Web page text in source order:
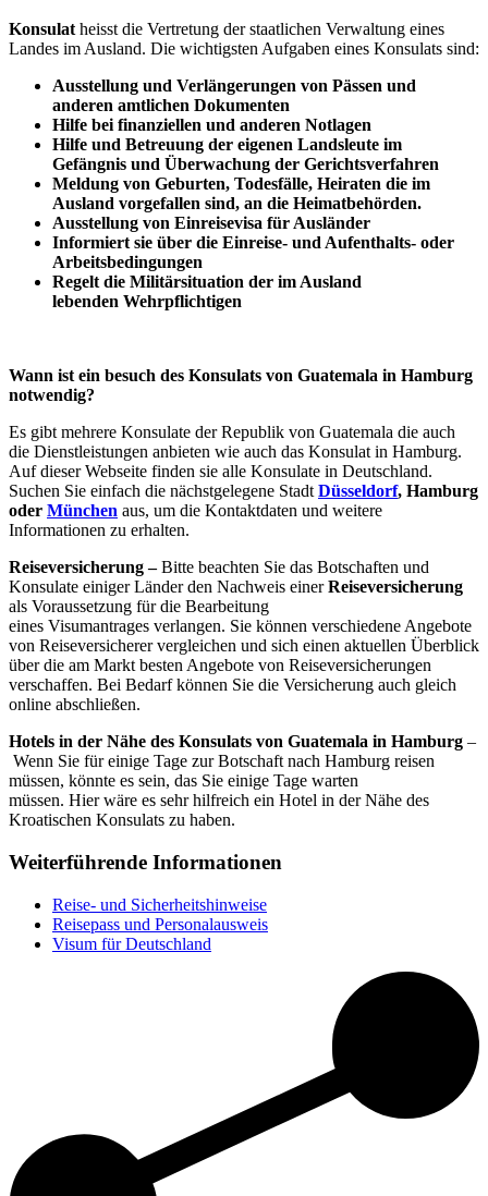
Konsulatheisst die Vertretung der staatlichen Verwaltung eines
Landes im Ausland. Die wichtigsten Aufgaben eines Konsulats sind:
Ausstellung und Verlängerungen von Pässen und
anderen amtlichen Dokumenten
Hilfe bei finanziellen und anderen Notlagen
Hilfe und Betreuung der eigenen Landsleute im
Gefängnis und Überwachung der Gerichtsverfahren
Meldung von Geburten, Todesfälle, Heiraten die im
Ausland vorgefallen sind, an die Heimatbehörden.
Ausstellung von Einreisevisa für Ausländer
Informiert sie über die Einreise- und Aufenthalts- oder
Arbeitsbedingungen
Regelt die Militärsituation der im Ausland
lebenden Wehrpflichtigen
Wann ist ein besuch des Konsulats von Guatemala in Hamburg
notwendig?
Es gibt mehrere Konsulate der Republik von Guatemala die auch
die Dienstleistungen anbieten wie auch das Konsulat in Hamburg.
Auf dieser Webseite finden sie alle Konsulate in Deutschland.
Suchen Sie einfach die nächstgelegene StadtDüsseldorf, Hamburg
oder München aus, um die Kontaktdaten und weitere
Informationen zu erhalten.
Reiseversicherung –Bitte beachten Sie das Botschaften und
Konsulate einiger Länder den Nachweis einerReiseversicherung
als Voraussetzung für die Bearbeitung
eines Visumantrages verlangen. Sie können verschiedene Angebote
von Reiseversicherer vergleichen und sich einen aktuellen Überblick
über die am Markt besten Angebote von Reiseversicherungen
verschaffen. Bei Bedarf können Sie die Versicherung auch gleich
online abschließen.
Hotels in der Nähe des Konsulats von Guatemala in Hamburg –
Wenn Sie für einige Tage zur Botschaft nach Hamburg reisen
müssen, könnte es sein, das Sie einige Tage warten
müssen. Hier wäre es sehr hilfreich ein Hotel in der Nähe des
Kroatischen Konsulats zu haben.
Weiterführende Informationen
Reise- und Sicherheitshinweise
Reisepass und Personalausweis
Visum für Deutschland